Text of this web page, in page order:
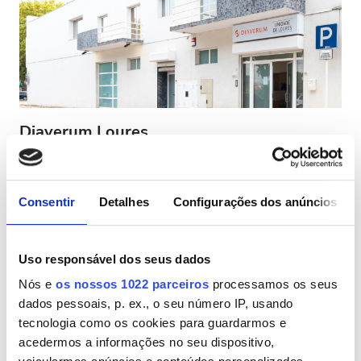
Consentir Detalhes Configurações dos anúncios
Uso responsável dos seus dados
Nós e os nossos 1022 parceiros processamos os seus
dados pessoais, p. ex., o seu número IP, usando
tecnologia como os cookies para guardarmos e
acedermos a informações no seu dispositivo,
Pacientes com HIV
Pacientes com Hepatite B
Pacientes com Hepatite C
Instalações
Wi-Fi Gratuito
Ecrãs de televisão
Transferência Gratuita
Diaverum Loures
Loures, Portugal
0,61 km do centro da cidade
Coberto pelo Cartão Europeu de Seguro de Doença (CESD)
Refeições Wi-Fi Gratuito Ecrãs de televisão
Por tratamento
Diálise HD 160,3 €
Diálise HDF 160,3 €
Reservar